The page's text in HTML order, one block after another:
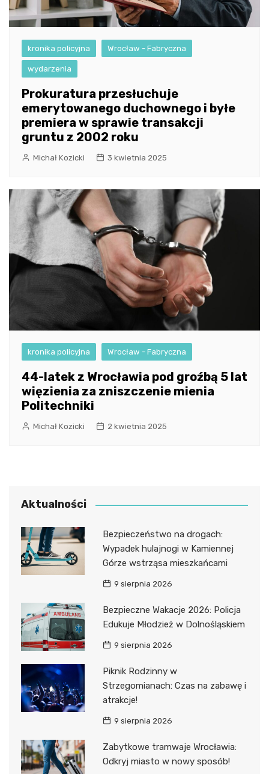
kronika policyjna Wrocław - Fabryczna
wydarzenia
Prokuratura przesłuchuje
emerytowanego duchownego i byłe
premiera w sprawie transakcji
gruntu z 2002 roku
Michał Kozicki 3 kwietnia 2025
kronika policyjna Wrocław - Fabryczna
44-latek z Wrocławia pod groźbą 5 lat
więzienia za zniszczenie mienia
Politechniki
Michał Kozicki 2 kwietnia 2025
Aktualności
Bezpieczeństwo na drogach:
Wypadek hulajnogi w Kamiennej
Górze wstrząsa mieszkańcami
9 sierpnia 2026
Bezpieczne Wakacje 2026: Policja
Edukuje Młodzież w Dolnośląskiem
9 sierpnia 2026
Piknik Rodzinny w
Strzegomianach: Czas na zabawę i
atrakcje!
9 sierpnia 2026
Zabytkowe tramwaje Wrocławia:
Odkryj miasto w nowy sposób!